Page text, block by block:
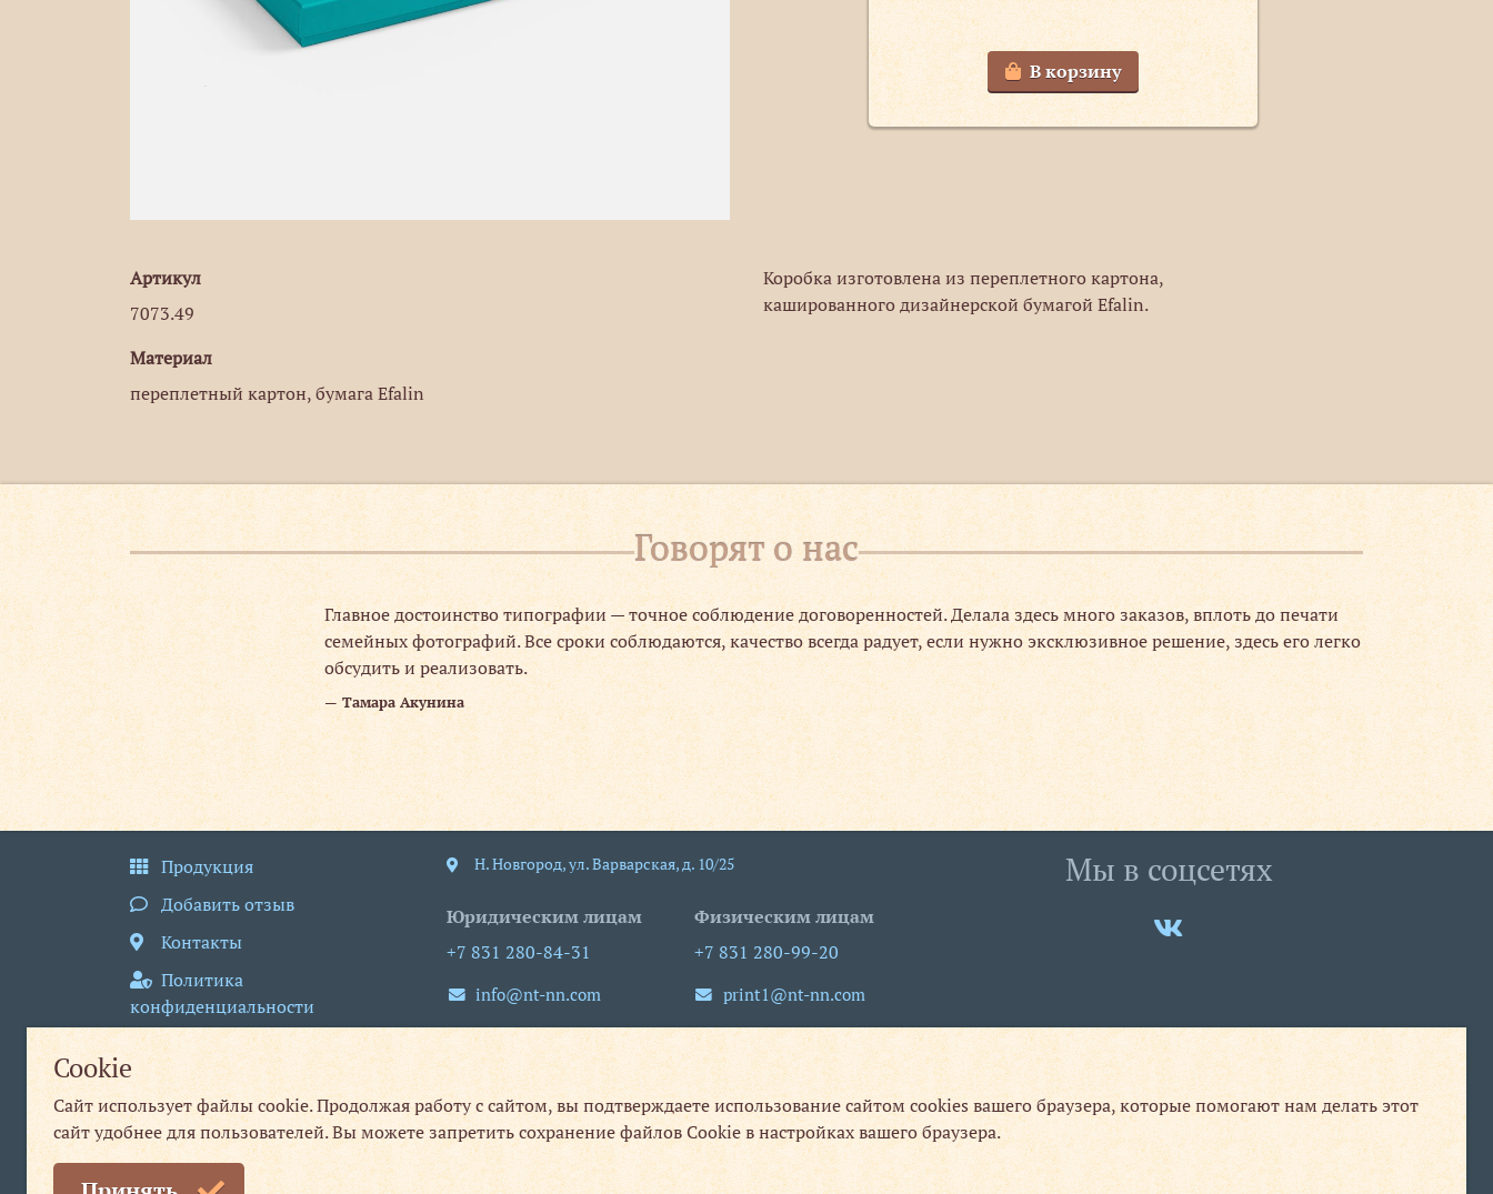
Cookie
Сайт использует файлы cookie. Продолжая работу с сайтом, вы подтверждаете использование сайтом cookies вашего браузера, которые помогают нам делать этот
сайт удобнее для пользователей. Вы можете запретить сохранение файлов Cookie в настройках вашего браузера.
В корзину
Артикул
7073.49
Материал
переплетный картон, бумага Efalin
Коробка изготовлена из переплетного картона,
кашированного дизайнерской бумагой Efalin.
Говорят о нас
точно в срок.
Главное достоинство типографии — точное соблюдение договоренностей. Делала здесь много заказов, вплоть до печати
семейных фотографий. Все сроки соблюдаются, качество всегда радует, если нужно эксклюзивное решение, здесь его легко
обсудить и реализовать.
Тамара Акунина
Продукция
Добавить отзыв
Контакты
Политика
конфиденциальности
Пользовательское
соглашение
Публичная оферта
Н. Новгород,ул. Варварская, д. 10/25
Юридическим лицам
+7 831 280-84-31
info@nt-nn.com
пн-пт 09:00-18:00
Физическим лицам
+7 831 280-99-20
print1@nt-nn.com
пн-пт 08:30-19:30
сб, вс выходной
Мы в соцсетях